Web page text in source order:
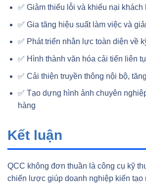
✅ Giảm thiểu lỗi và khiếu nại khách
✅ Gia tăng hiệu suất làm việc và
✅ Phát triển nhân lực toàn diện về
✅ Hình thành văn hóa cải tiến liên
✅ Cải thiện truyền thông nội bộ,
✅ Tạo dựng hình ảnh chuyên
hàng
Kết luận
QCC không đơn thuần là công cụ kỹ
chiến lược giúp doanh nghiệp kiến tạo